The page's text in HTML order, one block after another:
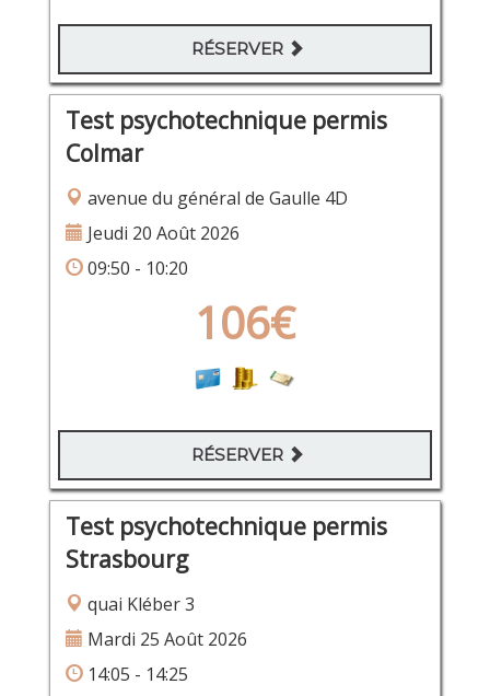
RÉSERVER
Test psychotechnique permis
Colmar
avenue du général de Gaulle 4D
Jeudi 20 Août 2026
09:50 - 10:20
106€
RÉSERVER
Test psychotechnique permis
Strasbourg
quai Kléber 3
Mardi 25 Août 2026
14:05 - 14:25